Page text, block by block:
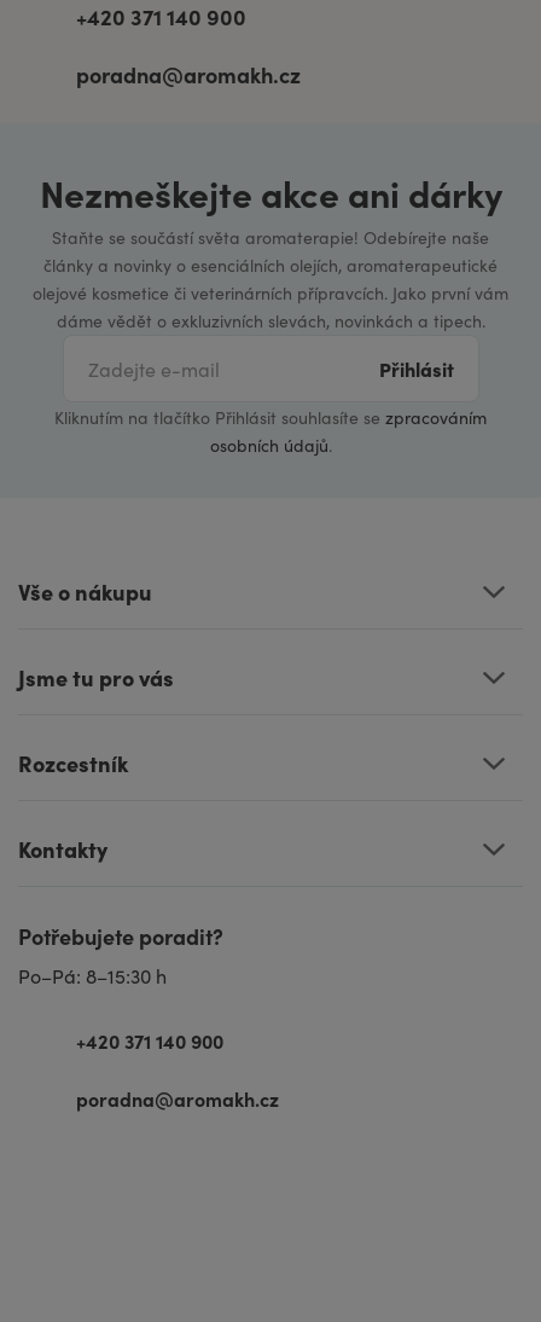
+420 371 140 900
poradna@aromakh.cz
Nezmeškejte akce ani dárky
Staňte se součástí světa aromaterapie! Odebírejte naše
články a novinky o esenciálních olejích, aromaterapeutické
olejové kosmetice či veterinárních přípravcích. Jako první vám
dáme vědět o exkluzivních slevách, novinkách a tipech.
Přihlásit
Kliknutím na tlačítko Přihlásit souhlasíte se zpracováním
osobních údajů.
Vše o nákupu
Jsme tu pro vás
Rozcestník
Kontakty
Potřebujete poradit?
Po–Pá: 8–15:30 h
+420 371 140 900
poradna@aromakh.cz